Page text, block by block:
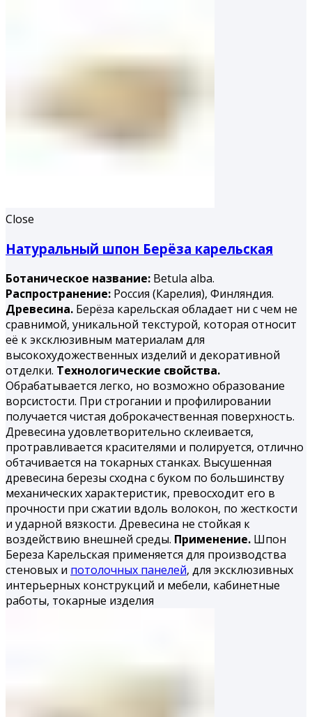
Close
Натуральный шпон Берёза карельская
Ботаническое название: Betula alba.
Распространение: Россия (Карелия), Финляндия.
Древесина. Берёза карельская обладает ни с чем не
сравнимой, уникальной текстурой, которая относит
её к эксклюзивным материалам для
высокохудожественных изделий и декоративной
отделки. Технологические свойства.
Обрабатывается легко, но воз­можно образование
ворсистости. При строгании и профилиро­вании
получается чистая доброкачественная поверхность.
Дре­весина удовлетворительно склеивается,
протравливается кра­сителями и полируется, отлично
обтачивается на токарных станках. Высушенная
древесина березы сходна с буком по большинству
механических характеристик, превосходит его в
прочности при сжатии вдоль волокон, по жесткости
и удар­ной вязкости. Древесина не стойкая к
воздействию внешней среды. Применение. Шпон
Береза Карельская применяется для производства
стеновых и потолочных панелей, для эксклюзивных
интерьерных конструкций и мебели, кабинетные
работы, токарные из­делия